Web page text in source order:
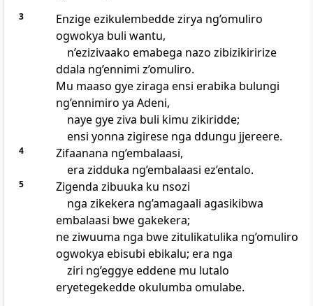
3
Enzige ezikulembedde zirya ng’omuliro
ogwokya buli wantu,
n’ezizivaako emabega nazo zibizikiririze
ddala ng’ennimi z’omuliro.
Mu maaso gye ziraga ensi erabika bulungi
ng’ennimiro ya Adeni,
naye gye ziva buli kimu zikiridde;
ensi yonna zigirese nga ddungu jjereere.
4
Zifaanana ng’embalaasi,
era zidduka ng’embalaasi ez’entalo.
5
Zigenda zibuuka ku nsozi
nga zikekera ng’amagaali agasikibwa
embalaasi bwe gakekera;
ne ziwuuma nga bwe zitulikatulika ng’omuliro
ogwokya ebisubi ebikalu; era nga
ziri ng’eggye eddene mu lutalo
eryetegekedde okulumba omulabe.